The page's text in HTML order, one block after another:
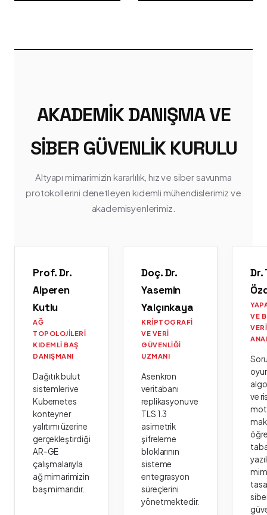
AKADEMIK DANIŞMA VE
SIBER GÜVENLIK KURULU
Altyapı mimarimizin kararlılık, hız ve siber savunma
protokollerini denetleyen kıdemli mühendislerimiz ve
akademisyenlerimiz.
Prof. Dr.
Alperen
Kutlu
AĞ
TOPOLOJILERI
KIDEMLI BAŞ
DANIŞMANI
Dağıtık bulut
sistemleri ve
Kubernetes
konteyner
yalıtımı üzerine
gerçekleştirdiği
AR-GE
çalışmalarıyla
ağ mimarimizin
baş mimarıdır.
Doç. Dr.
Yasemin
Yalçınkaya
KRIPTOGRAFI
VE VERI
GÜVENLIĞI
UZMANI
Asenkron
veritabanı
replikasyonu ve
TLS 1.3
asimetrik
şifreleme
bloklarının
sisteme
entegrasyon
süreçlerini
yönetmektedir.
Dr.
VE
VERI
ve